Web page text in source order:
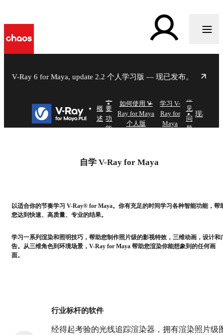
V-Ray 6 for Maya, update 2.2 个人学习版 — 现已发布。
个人学习版
概
述
主
要
功
能
如何使用 V-
Ray for Maya
个人版
学习 V-
Ray for
Maya
常
见
问
题
现在获取
自学 V-Ray for Maya
以适合你的节奏学习 V-Ray® for Maya。你有充足的时间学习各种智能功能，帮
您达到快速、高质量、专业的结果。
学习一系列渲染和照明技巧，帮助您制作照片级的影视特效，三维动画，设计和
告。从三维角色到环境场景，V-Ray for Maya 帮助您渲染你能想象到的任何画
面。
行业标杆的软件
经得起考验的光线追踪渲染器，拥有渲染照片级